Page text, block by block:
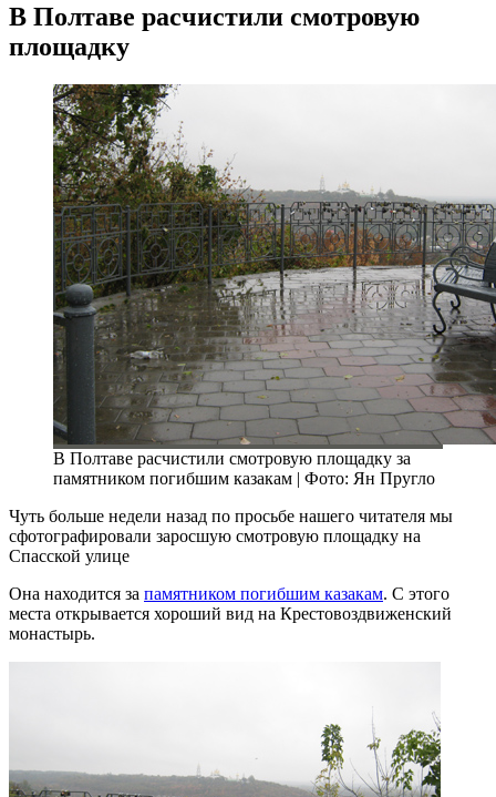
В Полтаве расчистили смотровую
площадку
В Полтаве расчистили смотровую площадку за
памятником погибшим казакам | Фото: Ян Пругло
Чуть больше недели назад по просьбе нашего читателя мы
сфотографировали заросшую смотровую площадку на
Спасской улице
Она находится за памятником погибшим казакам. С этого
места открывается хороший вид на Крестовоздвиженский
монастырь.